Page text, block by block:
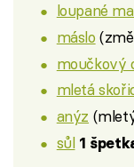
loupané
máslo
moučkový
mletá
anýz
sůl 1